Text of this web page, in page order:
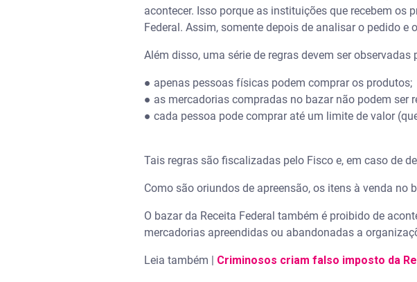
acontecer. Isso porque as instituições que recebem
Federal. Assim, somente depois de analisar o pedido
Além disso, uma série de regras devem ser
● apenas pessoas físicas podem comprar os produtos;
● as mercadorias compradas no bazar não podem ser
● cada pessoa pode comprar até um limite de valor
Tais regras são fiscalizadas pelo Fisco e, em caso de
Como são oriundos de apreensão, os itens à venda
O bazar da Receita Federal também é proibido de
mercadorias apreendidas ou abandonadas a
Leia também | Criminosos criam falso imposto da